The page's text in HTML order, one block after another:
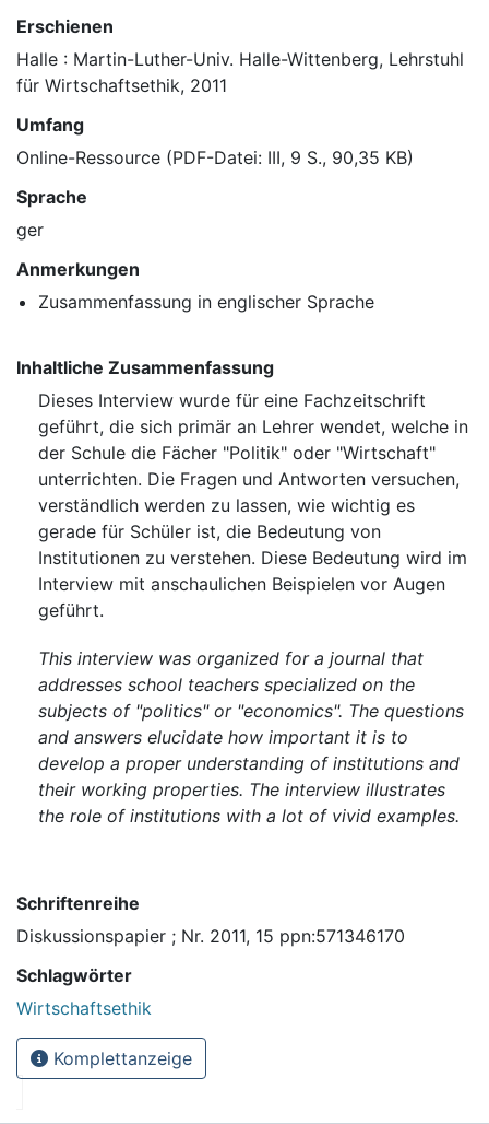
Erschienen
Halle : Martin-Luther-Univ. Halle-Wittenberg, Lehrstuhl
für Wirtschaftsethik, 2011
Umfang
Online-Ressource (PDF-Datei: III, 9 S., 90,35 KB)
Sprache
ger
Anmerkungen
Zusammenfassung in englischer Sprache
Inhaltliche Zusammenfassung
Dieses Interview wurde für eine Fachzeitschrift
geführt, die sich primär an Lehrer wendet, welche in
der Schule die Fächer "Politik" oder "Wirtschaft"
unterrichten. Die Fragen und Antworten versuchen,
verständlich werden zu lassen, wie wichtig es
gerade für Schüler ist, die Bedeutung von
Institutionen zu verstehen. Diese Bedeutung wird im
Interview mit anschaulichen Beispielen vor Augen
geführt.
This interview was organized for a journal that
addresses school teachers specialized on the
subjects of "politics" or "economics". The questions
and answers elucidate how important it is to
develop a proper understanding of institutions and
their working properties. The interview illustrates
the role of institutions with a lot of vivid examples.
Schriftenreihe
Diskussionspapier ; Nr. 2011, 15 ppn:571346170
Schlagwörter
Wirtschaftsethik
Komplettanzeige